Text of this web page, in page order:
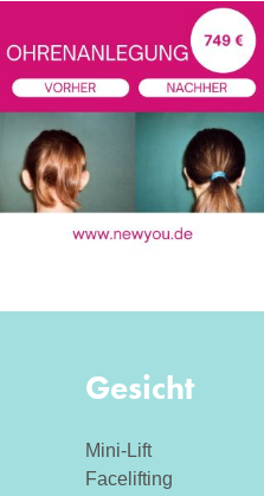
Gesicht
Mini-Lift
Facelifting